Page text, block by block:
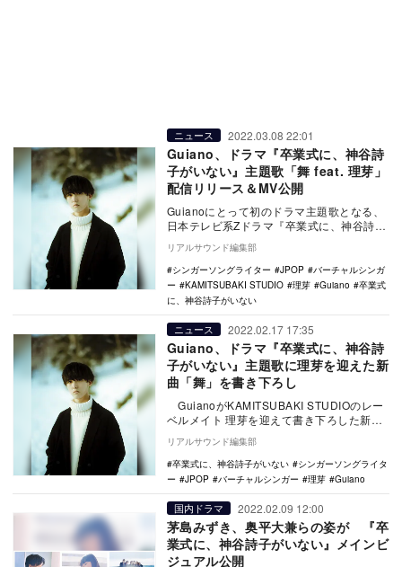
ニュース 2022.03.08 22:01
Guiano、ドラマ『卒業式に、神谷詩
子がいない』主題歌「舞 feat. 理芽」
配信リリース＆MV公開
Guianoにとって初のドラマ主題歌となる、
日本テレビ系Zドラマ『卒業式に、神谷詩子
がいない』主題歌の「舞 feat. 理芽」が…
リアルサウンド編集部
シンガーソングライター
JPOP
バーチャルシンガ
ー
KAMITSUBAKI STUDIO 理芽 Guiano
卒業式
に、神谷詩子がいない
ニュース 2022.02.17 17:35
Guiano、ドラマ『卒業式に、神谷詩
子がいない』主題歌に理芽を迎えた新
曲「舞」を書き下ろし
GuianoがKAMITSUBAKI STUDIOのレー
ベルメイト 理芽を迎えて書き下ろした新曲
「舞 feat. 理芽…
リアルサウンド編集部
卒業式に、神谷詩子がいない
シンガーソングライタ
ー
JPOP バーチャルシンガー 理芽 Guiano
国内ドラマ 2022.02.09 12:00
茅島みずき、奥平大兼らの姿が 『卒
業式に、神谷詩子がいない』メインビ
ジュアル公開